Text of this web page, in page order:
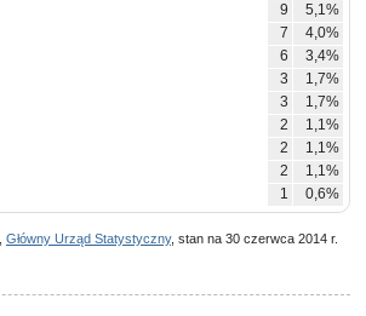
9
5,1%
7
4,0%
6
3,4%
3
1,7%
3
1,7%
2
1,1%
2
1,1%
2
1,1%
1 0,6%
Główny Urząd Statystyczny, stan na 30 czerwca 2014 r.